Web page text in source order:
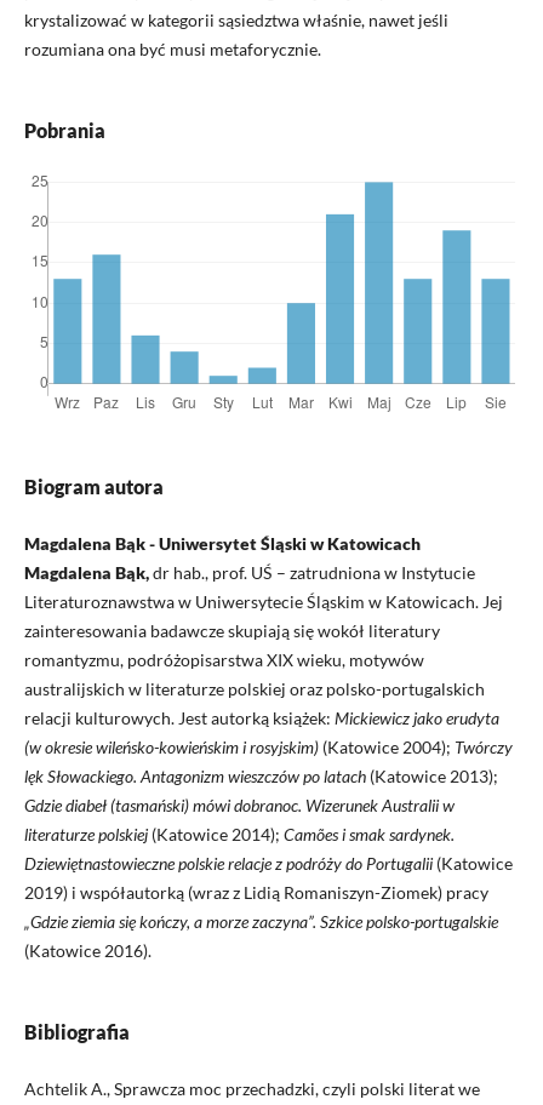
krystalizować w kategorii sąsiedztwa właśnie, nawet jeśli
rozumiana ona być musi metaforycznie.
Pobrania
Biogram autora
Magdalena Bąk - Uniwersytet Śląski w Katowicach
Magdalena Bąk,dr hab., prof. UŚ – zatrudniona w Instytucie
Literaturoznawstwa w Uniwersytecie Śląskim w Katowicach. Jej
zainteresowania badawcze skupiają się wokół literatury
romantyzmu, podróżopisarstwa XIX wieku, motywów
australijskich w literaturze polskiej oraz polsko-portugalskich
relacji kulturowych. Jest autorką książek: Mickiewicz jako erudyta
(w okresie wileńsko-kowieńskim i rosyjskim) (Katowice 2004); Twórczy
lęk Słowackiego. Antagonizm wieszczów po latach (Katowice 2013);
Gdzie diabeł (tasmański) mówi dobranoc. Wizerunek Australii w
literaturze polskiej (Katowice 2014); Camões i smak sardynek.
Dziewiętnastowieczne polskie relacje z podróży do Portugalii (Katowice
2019) i współautorką (wraz z Lidią Romaniszyn-Ziomek) pracy
„Gdzie ziemia się kończy, a morze zaczyna”. Szkice polsko-portugalskie
(Katowice 2016).
Bibliografia
Achtelik A., Sprawcza moc przechadzki, czyli polski literat we